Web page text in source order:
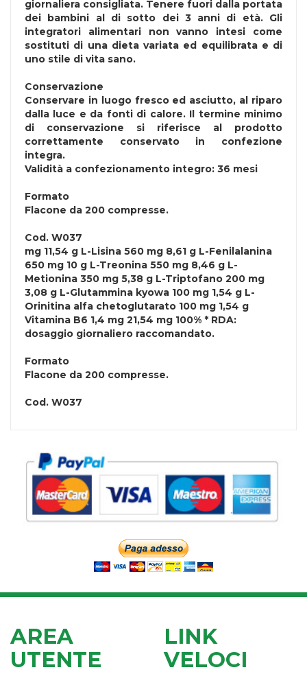
giornaliera consigliata. Tenere fuori dalla portata
dei bambini al di sotto dei 3 anni di età. Gli
integratori alimentari non vanno intesi come
sostituti di una dieta variata ed equilibrata e di
uno stile di vita sano.
Conservazione
Conservare in luogo fresco ed asciutto, al riparo
dalla luce e da fonti di calore. Il termine minimo
di conservazione si riferisce al prodotto
correttamente conservato in confezione
integra.
Validità a confezionamento integro: 36 mesi
Formato
Flacone da 200 compresse.
Cod. W037
mg 11,54 g L-Lisina 560 mg 8,61 g L-Fenilalanina
650 mg 10 g L-Treonina 550 mg 8,46 g L-
Metionina 350 mg 5,38 g L-Triptofano 200 mg
3,08 g L-Glutammina kyowa 100 mg 1,54 g L-
Orinitina alfa chetoglutarato 100 mg 1,54 g
Vitamina B6 1,4 mg 21,54 mg 100% * RDA:
dosaggio giornaliero raccomandato.
Formato
Flacone da 200 compresse.
Cod. W037
AREA
UTENTE
LINK
VELOCI